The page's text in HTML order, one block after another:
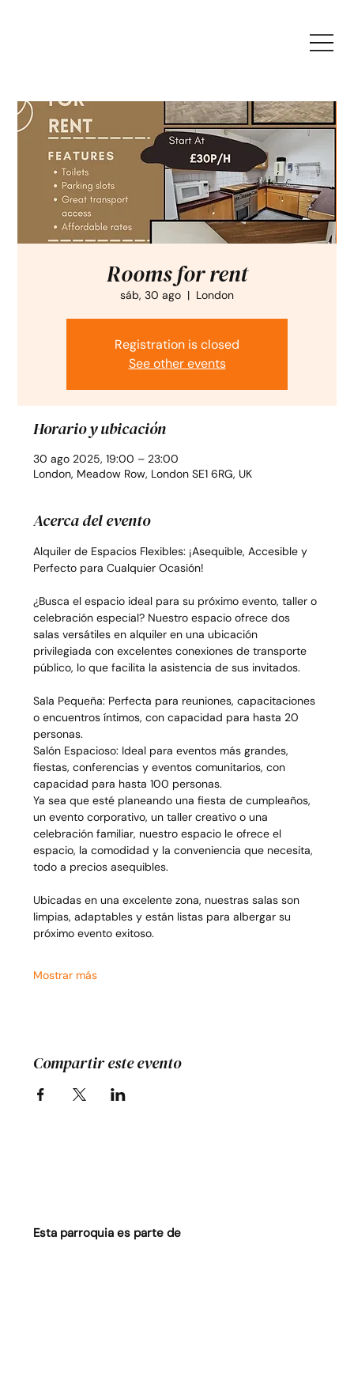
Rooms for rent
sáb, 30 ago
  |
London
Registration is closed
See other events
Horario y ubicación
30 ago 2025, 19:00 – 23:00
London, Meadow Row, London SE1 6RG, UK
Acerca del evento
Alquiler de Espacios Flexibles: ¡Asequible, Accesible y
Perfecto para Cualquier Ocasión!
¿Busca el espacio ideal para su próximo evento, taller o
celebración especial? Nuestro espacio ofrece dos
salas versátiles en alquiler en una ubicación
privilegiada con excelentes conexiones de transporte
público, lo que facilita la asistencia de sus invitados.
Sala Pequeña: Perfecta para reuniones, capacitaciones
o encuentros íntimos, con capacidad para hasta 20
personas.
Salón Espacioso: Ideal para eventos más grandes,
fiestas, conferencias y eventos comunitarios, con
capacidad para hasta 100 personas.
Ya sea que esté planeando una fiesta de cumpleaños,
un evento corporativo, un taller creativo o una
celebración familiar, nuestro espacio le ofrece el
espacio, la comodidad y la conveniencia que necesita,
todo a precios asequibles.
Ubicadas en una excelente zona, nuestras salas son
limpias, adaptables y están listas para albergar su
próximo evento exitoso.
Mostrar más
Compartir este evento
Esta parroquia es parte de